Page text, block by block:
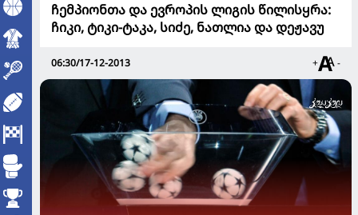
ჩემპიონთა და ევროპის ლიგის წილისყრა:
ჩიკი, ტიკი-ტაკა, სიძე, ნათლია და დეჟავუ
06:30/17-12-2013 + -